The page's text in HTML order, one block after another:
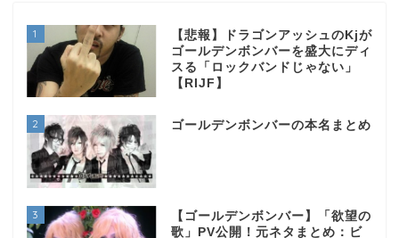
1
【悲報】ドラゴンアッシュのKjが
ゴールデンボンバーを盛大にディ
スる「ロックバンドじゃない」
【RIJF】
2 ゴールデンボンバーの本名まとめ
3
【ゴールデンボンバー】「欲望の
歌」PV公開！元ネタまとめ：ビ